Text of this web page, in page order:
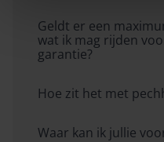
Geldt er een
wat ik mag rijden
garantie?
Hoe zit het met
Waar kan ik jullie